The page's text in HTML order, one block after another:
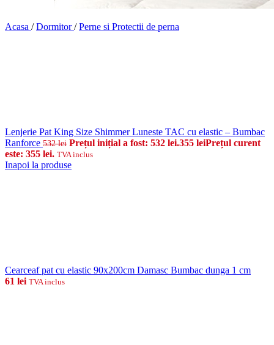
Acasa / Dormitor/ Perne si Protectii de perna
Lenjerie Pat King Size Shimmer Luneste TAC cu elastic – Bumbac
Ranforce 532lei Prețul inițial a fost: 532 lei.355 leiPrețul curent
este: 355 lei. TVA inclus
Inapoi la produse
Cearceaf pat cu elastic 90x200cm Damasc Bumbac dunga 1 cm
61 lei TVA inclus